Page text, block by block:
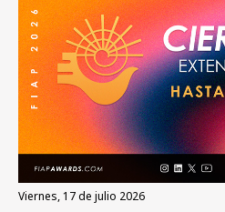
viernes, 17 de julio 2026